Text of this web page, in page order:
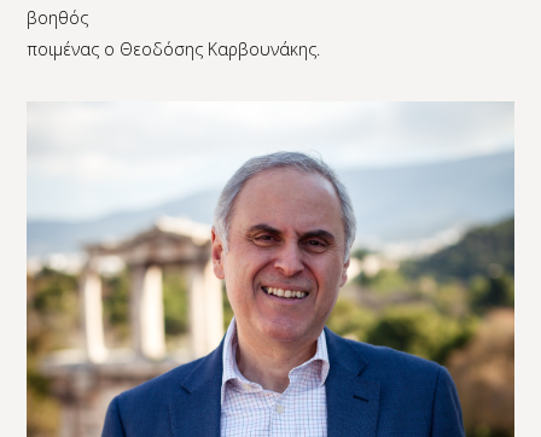
βοηθός
ποιμένας ο Θεοδόσης Καρβουνάκης.